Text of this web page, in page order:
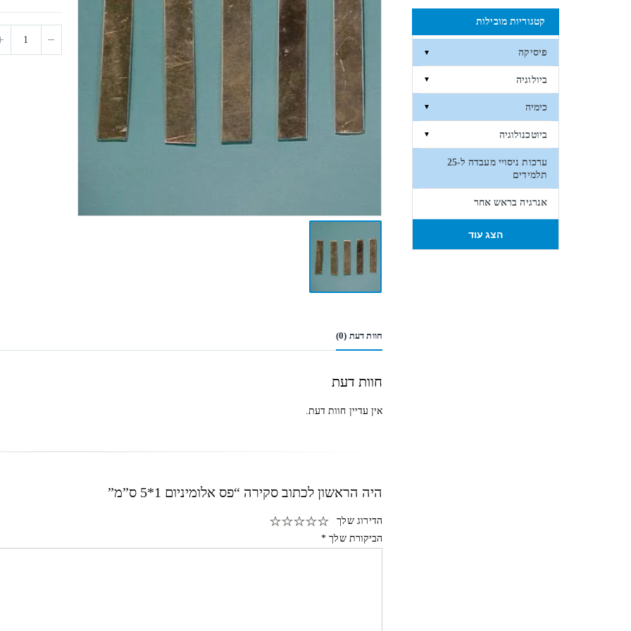
חוות דעת (0)
חוות דעת
אין עדיין חוות דעת.
היה הראשון לכתוב סקירה “פס אלומיניום 1*5 ס”מ”
הדירוג שלך
הביקורת שלך *
קטגוריות מובילות
פיסיקה ▼
ביולוגיה ▼
כימיה ▼
ביוטכנולוגיה ▼
ערכות ניסויי מעבדה ל-25
תלמידים
אנרגיה בראש אחר
הצג עוד